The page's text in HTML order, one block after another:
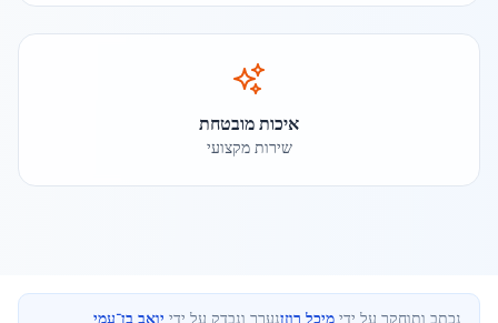
איכות מובטחת
שירות מקצועי
נכתב ותוחקר על ידי מיכל רוזןנערך ונבדק על ידי יואב בן־עמי